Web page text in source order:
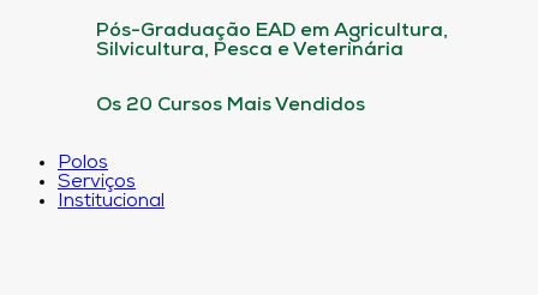
Pós-Graduação EAD em Agricultura,
Silvicultura, Pesca e Veterinária
Os 20 Cursos Mais Vendidos
Polos
Serviços
Institucional